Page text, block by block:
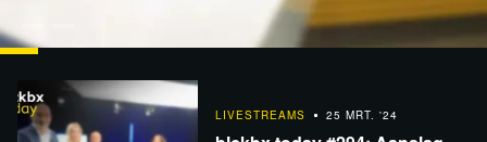
blckbx today #323: Moordaanslag Trump |
Oorlogsvoorbereidingen in NL | Digital Travel…
LIVESTREAMS 25 MRT. '24